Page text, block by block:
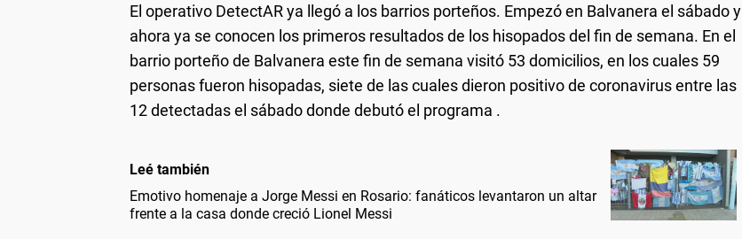
El operativo DetectAR ya llegó a los barrios porteños. Empezó en Balvanera el sábado y
ahora ya se conocen los primeros resultados de los hisopados del fin de semana. En el
barrio porteño de Balvanera este fin de semana visitó 53 domicilios, en los cuales 59
personas fueron hisopadas, siete de las cuales dieron positivo de coronavirus entre las
12 detectadas el sábado donde debutó el programa .
Leé también
Emotivo homenaje a Jorge Messi en Rosario: fanáticos levantaron un altar
frente a la casa donde creció Lionel Messi